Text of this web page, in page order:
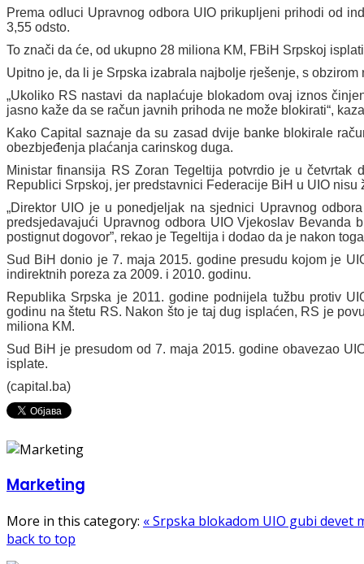
Prema odluci Upravnog odbora UIO prikupljeni prihodi od
3,55 odsto.
To znači da će, od ukupno 28 miliona KM, FBiH Srpskoj
Upitno je, da li je Srpska izabrala najbolje rješenje, s
„Ukoliko RS nastavi da naplaćuje blokadom ovaj iznos
jasno kaže da se račun javnih prihoda ne može blokirati“,
Kako Capital saznaje da su zasad dvije banke blokirale
obezbjeđenja plaćanja carinskog duga.
Ministar finansija RS Zoran Tegeltija potvrdio je u
Republici Srpskoj, jer predstavnici Federacije BiH u UIO
„Direktor UIO je u ponedjeljak na sjednici Upravnog
predsjedavajući Upravnog odbora UIO Vjekoslav
postignut dogovor”, rekao je Tegeltija i dodao da je nakon
Sud BiH donio je 7. maja 2015. godine presudu kojom je
indirektnih poreza za 2009. i 2010. godinu.
Republika Srpska je 2011. godine podnijela tužbu protiv
godinu na štetu RS. Nakon što je taj dug isplaćen, RS je
miliona KM.
Sud BiH je presudom od 7. maja 2015. godine obavezao
isplate.
(capital.ba)
Marketing
More in this category: « Srpska blokadom UIO gubi devet
back to top